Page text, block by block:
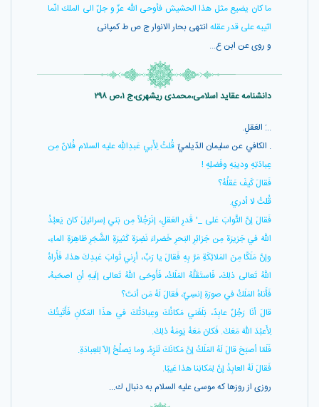
ما كان يضيع مثل هذا الحشيش فأوحى اللّه عزّ و جلّ الى الملك انّما
اثيبه على قدر عقله انتهى بحار الانوار ج ص ط كمپانى
و روى عن ابن ع...
دانشنامه عقاید اسلامی،محمدی ریشهری،ج ۱،ص ۲۹۸
...َ العَقلِ.
. الكافي عن سليمان الدّيلميّ قُلتُ لِأَبي عَبدِاللّهِ عليه السلام فُلانٌ مِن
عِبادَتِهِ ودينِهِ وفَضلِهِ !
فَقالَ كَيفَ عَقلُهُ؟
قُلتُ لا أدري.
فَقالَ إنَّ الثَّوابَ عَلى _' قَدرِ العَقلِ، إنَرَجُلاً مِن بَني إسرائيلَ كانَ يَعبُدُ
اللّهَ في جَزيرَة مِن جَزائِرِ البَحرِ خَضراءَ نَضِرَة كَثيرَةِ الشَّجَرِ ظاهِرَةِ الماءِ،
وإنَّ مَلَكًا مِنَ المَلائِكَةِ مَرَّ بِهِ فَقالَ يا رَبِّ، أرِني ثَوابَ عَبدِكَ هذا، فَأَراهُ
اللّهُ تَعالى ذلِكَ، فَاستَقَلَّهُ المَلَكُ، فَأَوحَى اللّهُ تَعالى إلَيهِ أنِ اصحَبهُ،
فَأَتاهُ المَلَكُ في صورَةِ إنسِيّ، فَقالَ لَهُ مَن أنتَ؟
قالَ أنَا رَجُلٌ عابِدٌ، بَلَغَني مَكانُكَ وعِبادَتُكَ في هذَا المَكانِ فَأَتَيتُكَ
لِأَعبُدَ اللّهَ مَعَكَ. فَكانَ مَعَهُ يَومَهُ ذلِكَ.
فَلَمّا أصبَحَ قالَ لَهُ المَلَكُ إنَّ مَكانَكَ لَنَزِهٌ، وما يَصلُحُ إلاّ لِلعِبادَةِ.
فَقالَ لَهُ العابِدُ إنَّ لِمَكانِنا هذا عَيبًا.
روزى از روزها كه موسى عليه السلام به دنبال ك...